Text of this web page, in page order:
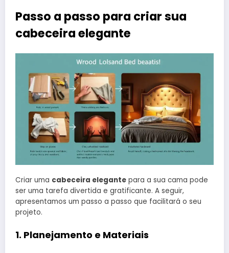
Passo a passo para criar sua
cabeceira elegante
Criar uma cabeceira elegante para a sua cama pode
ser uma tarefa divertida e gratificante. A seguir,
apresentamos um passo a passo que facilitará o seu
projeto.
1. Planejamento e Materiais